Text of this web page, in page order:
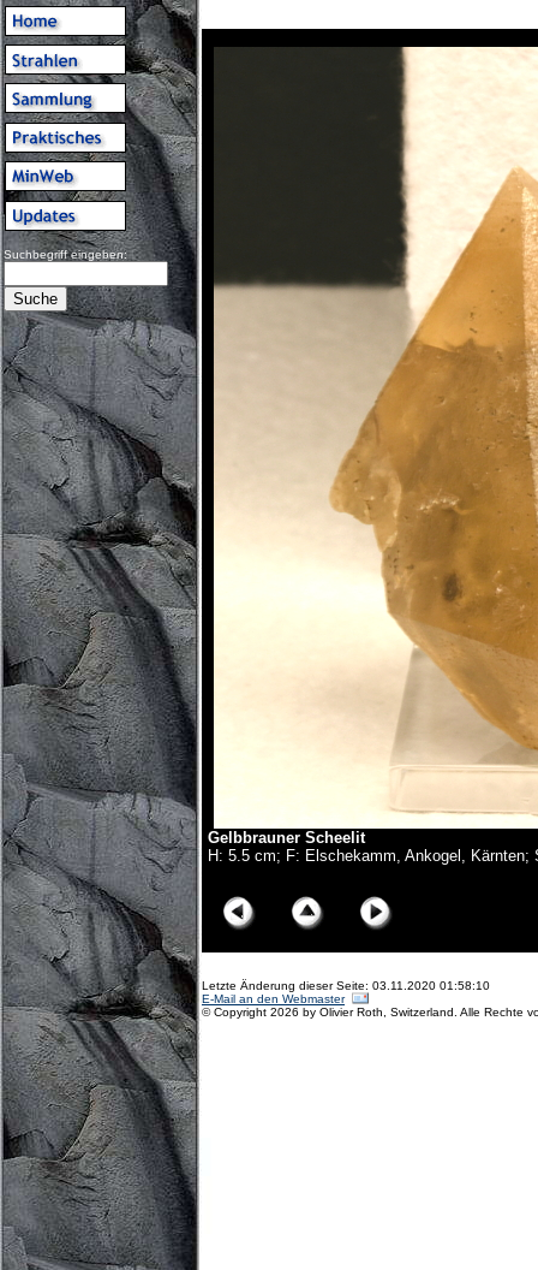
Suchbegriff eingeben:
Gelbbrauner Scheelit
H: 5.5 cm; F: Elschekamm, Ankogel, Kärnten;
Letzte Änderung dieser Seite: 03.11.2020 01:58:10
E-Mail an den Webmaster
© Copyright 2026 by Olivier Roth, Switzerland. Alle Rechte